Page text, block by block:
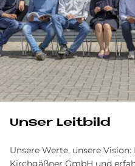
Unser Leitbild
Unsere Werte, unsere
Kirchgäßner GmbH und